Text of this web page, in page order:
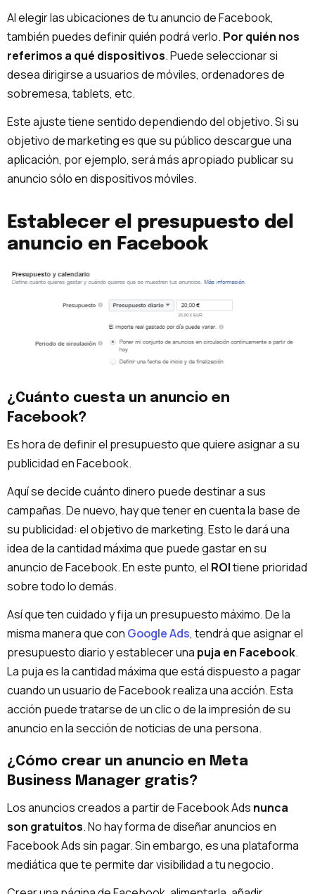
Al elegir las ubicaciones de tu anuncio de Facebook,
también puedes definir quién podrá verlo. Por quién nos
referimos a qué dispositivos. Puede seleccionar si
desea dirigirse a usuarios de móviles, ordenadores de
sobremesa, tablets, etc.
Este ajuste tiene sentido dependiendo del objetivo. Si su
objetivo de marketing es que su público descargue una
aplicación, por ejemplo, será más apropiado publicar su
anuncio sólo en dispositivos móviles.
Establecer el presupuesto del
anuncio en Facebook
¿Cuánto cuesta un anuncio en
Facebook?
Es hora de definir el presupuesto que quiere asignar a su
publicidad en Facebook.
Aquí se decide cuánto dinero puede destinar a sus
campañas. De nuevo, hay que tener en cuenta la base de
su publicidad: el objetivo de marketing. Esto le dará una
idea de la cantidad máxima que puede gastar en su
anuncio de Facebook. En este punto, el ROItiene prioridad
sobre todo lo demás.
Así que ten cuidado y fija un presupuesto máximo. De la
misma manera que con Google Ads, tendrá que asignar el
presupuesto diario y establecer una puja en Facebook.
La puja es la cantidad máxima que está dispuesto a pagar
cuando un usuario de Facebook realiza una acción. Esta
acción puede tratarse de un clic o de la impresión de su
anuncio en la sección de noticias de una persona.
¿Cómo crear un anuncio en Meta
Business Manager gratis?
Los anuncios creados a partir de Facebook Ads nunca
son gratuitos. No hay forma de diseñar anuncios en
Facebook Ads sin pagar. Sin embargo, es una plataforma
mediática que te permite dar visibilidad a tu negocio.